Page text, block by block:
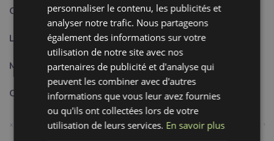
Composition: 95%PA + 5% LY
Largeur: 1.5 cm
Motif: Uni
Couleur: vert
personnaliser le contenu, les publicités et
analyser notre trafic. Nous partageons
également des informations sur votre
utilisation de notre site avec nos
partenaires de publicité et d'analyse qui
peuvent les combiner avec d'autres
informations que vous leur avez fournies
ou qu'ils ont collectées lors de votre
utilisation de leurs services. En savoir plus